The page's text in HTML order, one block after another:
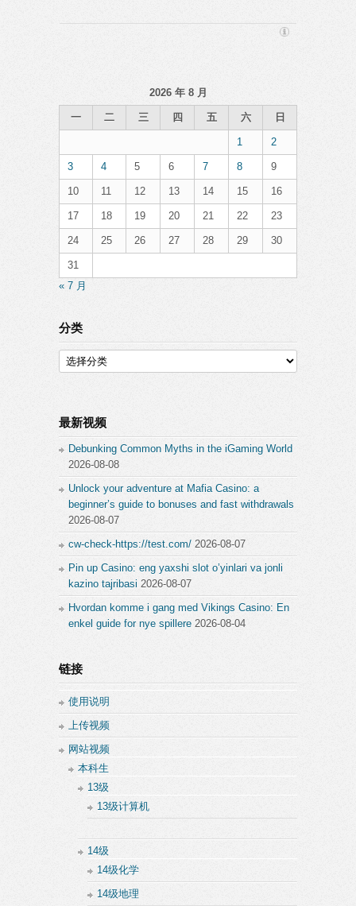
2026 年 8 月
一 二 三 四 五 六 日
1 2
3 4 5 6 7 8 9
10 11 12 13 14 15 16
17 18 19 20 21 22 23
24 25 26 27 28 29 30
31
« 7 月
分类
分
类
最新视频
Debunking Common Myths in the iGaming World
2026-08-08
Unlock your adventure at Mafia Casino: a
beginner’s guide to bonuses and fast withdrawals
2026-08-07
cw-check-https://test.com/ 2026-08-07
Pin up Casino: eng yaxshi slot o’yinlari va jonli
kazino tajribasi 2026-08-07
Hvordan komme i gang med Vikings Casino: En
enkel guide for nye spillere 2026-08-04
链接
使用说明
上传视频
网站视频
本科生
13级
13级计算机
14级
14级化学
14级地理